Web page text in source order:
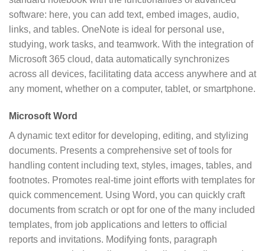
software: here, you can add text, embed images, audio,
links, and tables. OneNote is ideal for personal use,
studying, work tasks, and teamwork. With the integration of
Microsoft 365 cloud, data automatically synchronizes
across all devices, facilitating data access anywhere and at
any moment, whether on a computer, tablet, or smartphone.
Microsoft Word
A dynamic text editor for developing, editing, and stylizing
documents. Presents a comprehensive set of tools for
handling content including text, styles, images, tables, and
footnotes. Promotes real-time joint efforts with templates for
quick commencement. Using Word, you can quickly craft
documents from scratch or opt for one of the many included
templates, from job applications and letters to official
reports and invitations. Modifying fonts, paragraph